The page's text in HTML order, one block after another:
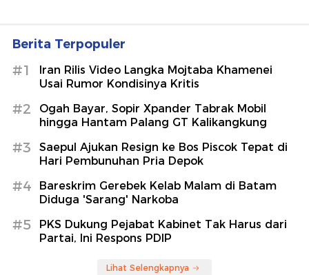
Berita Terpopuler
#1
Iran Rilis Video Langka Mojtaba Khamenei
Usai Rumor Kondisinya Kritis
#2
Ogah Bayar, Sopir Xpander Tabrak Mobil
hingga Hantam Palang GT Kalikangkung
#3
Saepul Ajukan Resign ke Bos Piscok Tepat di
Hari Pembunuhan Pria Depok
#4
Bareskrim Gerebek Kelab Malam di Batam
Diduga 'Sarang' Narkoba
#5
PKS Dukung Pejabat Kabinet Tak Harus dari
Partai, Ini Respons PDIP
Lihat Selengkapnya